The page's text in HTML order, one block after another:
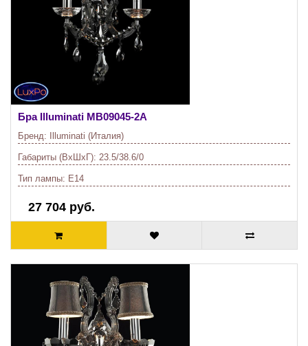
Бра Illuminati MB09045-2A
Бренд: Illuminati (Италия)
Габариты (ВхШхГ): 23.5/38.6/0
Тип лампы: E14
27 704 руб.